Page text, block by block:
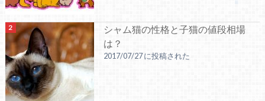
シャム猫の性格と子猫の値段相場
は？
2017/07/27 に投稿された